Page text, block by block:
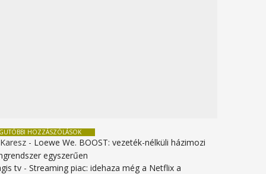
HOZZÁSZÓLÁSOK
- Loewe We. BOOST: vezeték-nélküli házimozi
egyszerűen
tv -Streaming piac: idehaza még a Netflix a